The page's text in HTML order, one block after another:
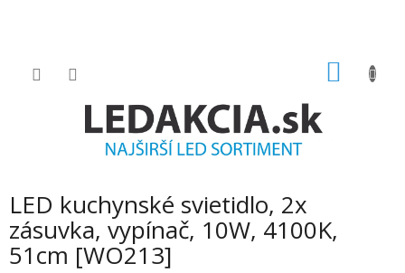
LED kuchynské svietidlo, 2x
zásuvka, vypínač, 10W, 4100K,
51cm [WO213]